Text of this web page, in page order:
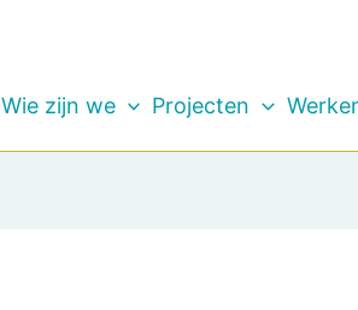
Wie zijn we Projecten